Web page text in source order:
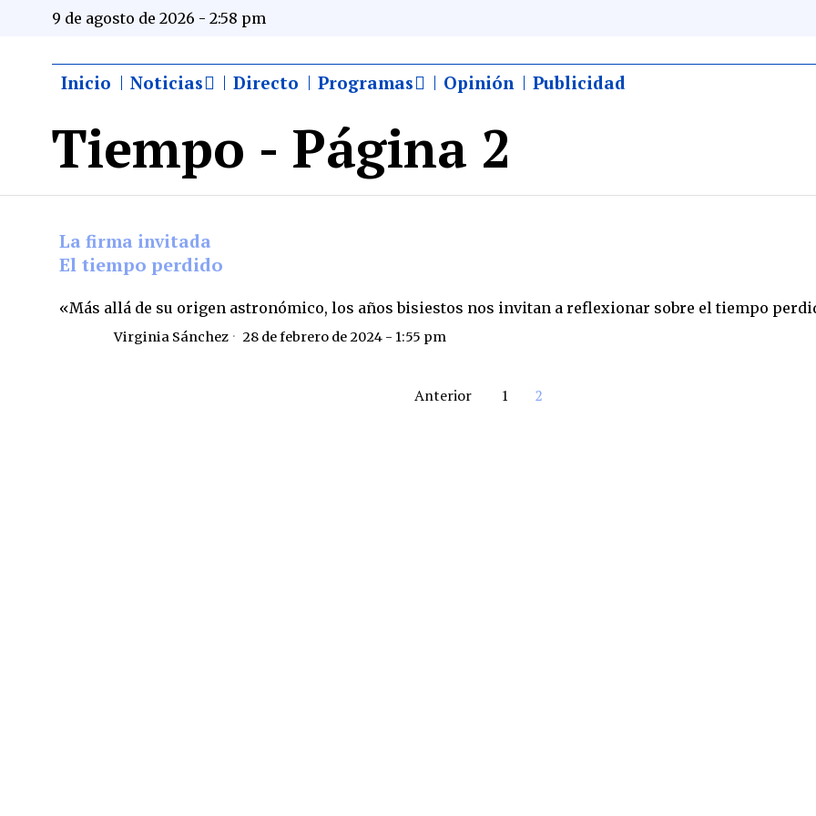
9 de agosto de 2026 - 2:58 pm
Inicio Noticias Directo Programas Opinión Publicidad
Tiempo - Página 2
La firma invitada
El tiempo perdido
«Más allá de su origen astronómico, los años bisiestos nos invitan a reflexionar sobre el tiempo
Virginia Sánchez 28 de febrero de 2024 - 1:55 pm
Anterior 1 2